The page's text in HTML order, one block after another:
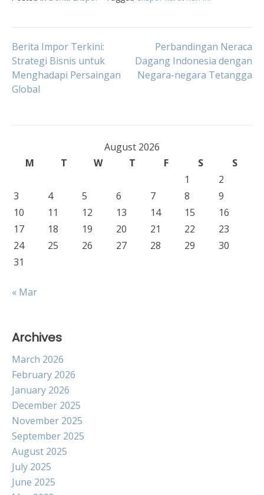
Post
navigation
Berita Impor Terkini:
Strategi Bisnis untuk
Menghadapi Persaingan
Global
Perbandingan Neraca
Dagang Indonesia dengan
Negara-negara Tetangga
August 2026
M
T W T F S
S
1
2
3
4 5 6 7 8
9
10
11 12 13 14 15
16
17
18 19 20 21 22
23
24
25 26 27 28 29
30
31
« Mar
Archives
March 2026
February 2026
January 2026
December 2025
November 2025
September 2025
August 2025
July 2025
June 2025